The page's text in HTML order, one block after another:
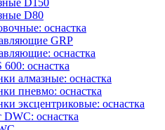
D150
D80
оснастка
GRP
оснастка
оснастка
алмазные: оснастка
пневмо: оснастка
эксцентриковые: оснастка
оснастка